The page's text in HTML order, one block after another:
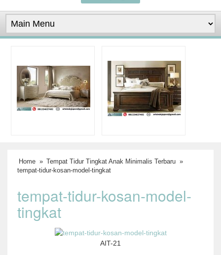
Home » Tempat Tidur Tingkat Anak Minimalis Terbaru »
tempat-tidur-kosan-model-tingkat
tempat-tidur-kosan-model-
tingkat
AIT-21